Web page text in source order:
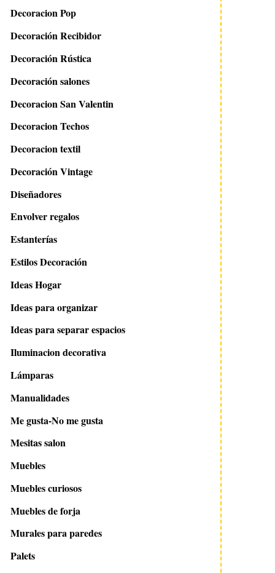
Decoracion Pop
Decoración Recibidor
Decoración Rústica
Decoración salones
Decoracion San Valentin
Decoracion Techos
Decoracion textil
Decoración Vintage
Diseñadores
Envolver regalos
Estanterías
Estilos Decoración
Ideas Hogar
Ideas para organizar
Ideas para separar espacios
Iluminacion decorativa
Lámparas
Manualidades
Me gusta-No me gusta
Mesitas salon
Muebles
Muebles curiosos
Muebles de forja
Murales para paredes
Palets